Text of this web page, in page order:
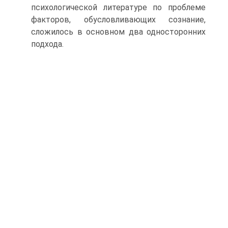
психологической литературе по проблеме
факторов, обусловливающих сознание,
сложилось в основном два односторонних
подхода.